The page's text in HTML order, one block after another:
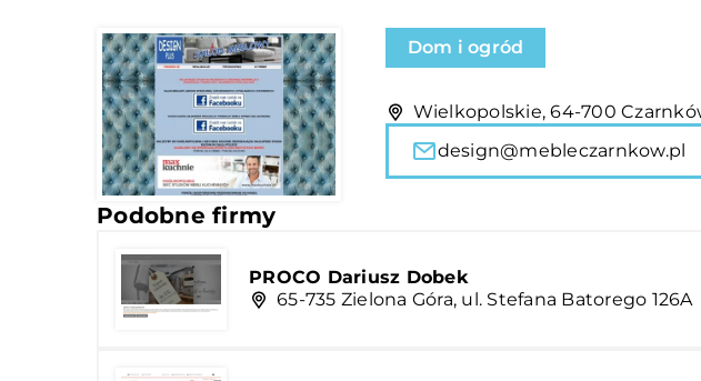
Dom i ogród
Wielkopolskie, 64-700
design@mebleczarnkow.pl
Podobne firmy
PROCO Dariusz Dobek
65-735 Zielona Góra, ul. Stefana Batorego 126A